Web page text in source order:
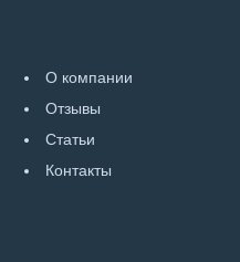
О компании
Отзывы
Статьи
Контакты